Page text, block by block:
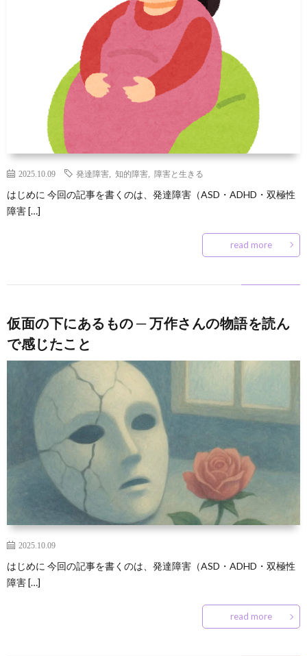
2025.10.09 発達障害 知的障害 障害と生きる
はじめに 今回の記事を書くのは、発達障害（ASD・ADHD・双極性
障害 […]
read more
仮面の下にあるもの ─ 万作さんの物語を読ん
で感じたこと
2025.10.09
はじめに 今回の記事を書くのは、発達障害（ASD・ADHD・双極性
障害 […]
read more